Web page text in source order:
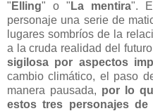
" Elling" o " La mentira".
personaje una serie de
lugares sombríos de la
a la cruda realidad del
sigilosa por aspectos
cambio climático, el paso
manera pausada, por lo
estos tres personajes